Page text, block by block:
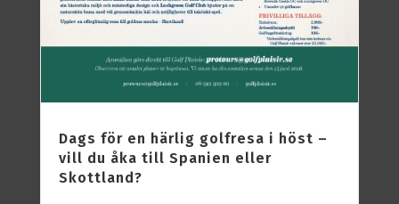
Dags för en härlig golfresa i höst –
vill du åka till Spanien eller
Skottland?